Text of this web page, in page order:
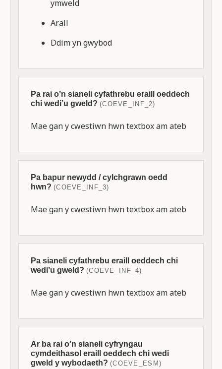
ymweld
Arall
Ddim yn gwybod
Pa rai o’n sianeli cyfathrebu eraill oeddech
chi wedi’u gweld? (COEVE_INF_2)
Mae gan y cwestiwn hwn textbox am ateb
Pa bapur newydd / cylchgrawn oedd
hwn? (COEVE_INF_3)
Mae gan y cwestiwn hwn textbox am ateb
Pa sianeli cyfathrebu eraill oeddech chi
wedi’u gweld? (COEVE_INF_4)
Mae gan y cwestiwn hwn textbox am ateb
Ar ba rai o’n sianeli cyfryngau
cymdeithasol eraill oeddech chi wedi
gweld y wybodaeth? (COEVE_ESM)